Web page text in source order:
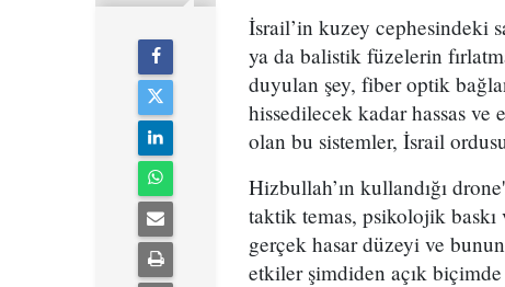
İsrail’in kuzey cephesindeki
ya da balistik füzelerin
duyulan şey, fiber optik
hissedilecek kadar hassas ve
olan bu sistemler, İsrail
Hizbullah’ın kullandığı
taktik temas, psikolojik
gerçek hasar düzeyi ve
etkiler şimdiden açık